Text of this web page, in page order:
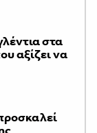
στα
αξίζει να